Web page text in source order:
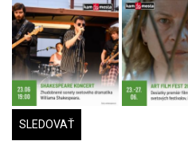
SLEDOVAŤ